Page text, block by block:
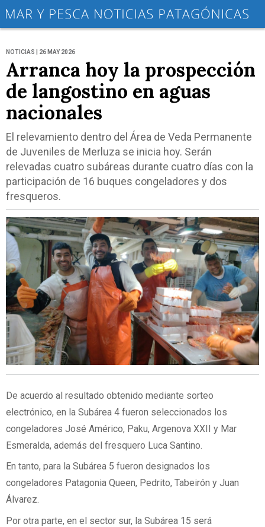
NOTICIAS | 26 MAY 2026
Arranca hoy la prospección
de langostino en aguas
nacionales
El relevamiento dentro del Área de Veda Permanente
de Juveniles de Merluza se inicia hoy. Serán
relevadas cuatro subáreas durante cuatro días con la
participación de 16 buques congeladores y dos
fresqueros.
De acuerdo al resultado obtenido mediante sorteo
electrónico, en la Subárea 4 fueron seleccionados los
congeladores José Américo, Paku, Argenova XXII y Mar
Esmeralda, además del fresquero Luca Santino.
En tanto, para la Subárea 5 fueron designados los
congeladores Patagonia Queen, Pedrito, Tabeirón y Juan
Álvarez.
Por otra parte, en el sector sur, la Subárea 15 será